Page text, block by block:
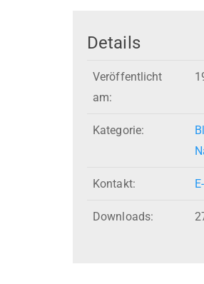
Details
Veröffentlicht
am:
Kategorie:
Kontakt:
Downloads: